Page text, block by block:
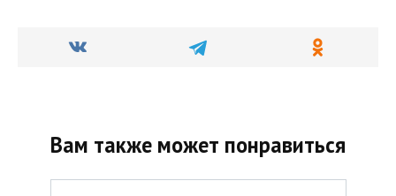
Вам также может понравиться